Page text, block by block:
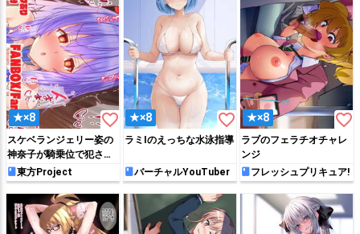
★×8 favorite_border
スケベランジェリー姿の
神奈子が騎乗位で犯され
て絶頂しちゃう!!
東方Project
★×8 favorite_border
ラミIのえっちな水泳指導
バーチャルYouTuber
★×8 favorite_border
ラブのフェラチオチャレ
ンジ
フレッシュプリキュア!